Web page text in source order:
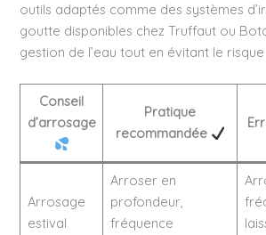
outils adaptés comme des systèmes
goutte disponibles chez Truffaut ou
gestion de l’eau tout en évitant le
Conseil
d’arrosage
Pratique
recommandée
Arrosage
estival
Arroser en
profondeur,
fréquence